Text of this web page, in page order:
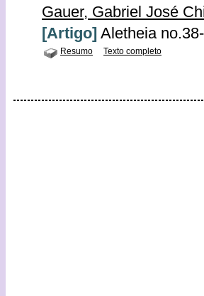
Gauer, Gabriel José
[Artigo] Aletheia
Resumo Texto completo